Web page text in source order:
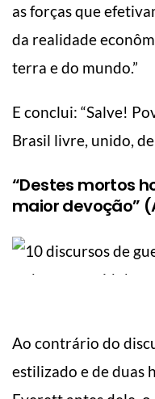
as forças que
da realidade
terra e do mundo.”
E conclui: “Salve!
Brasil livre, unido,
“Destes mortos
maior devoção”
Ao contrário do
estilizado e de duas